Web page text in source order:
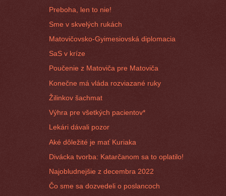
Preboha, len to nie!
Sme v skvelých rukách
Matovičovsko-Gyimesiovská diplomacia
SaS v kríze
Poučenie z Matoviča pre Matoviča
Konečne má vláda rozviazané ruky
Žilinkov šachmat
Výhra pre všetkých pacientov*
Lekári dávali pozor
Aké dôležité je mať Kuriaka
Divácka tvorba: Katarčanom sa to oplatilo!
Najobludnejšie z decembra 2022
Čo sme sa dozvedeli o poslancoch